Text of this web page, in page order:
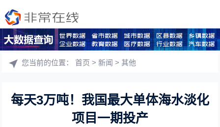
您当前的位置：首页 >新闻 >其他
每天3万吨！我国最大单体海水淡化
项目一期投产